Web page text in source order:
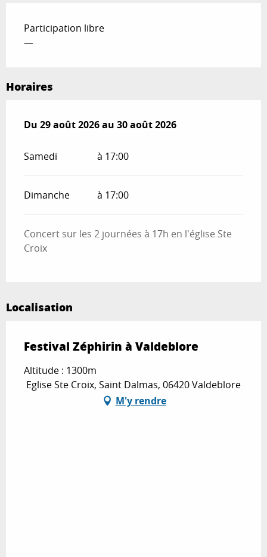
Participation libre
—
Horaires
Du 29 août 2026au 30 août 2026
Du 29 août 2026au 30 août 2026
Samedi à 17:00
Dimanche à 17:00
Concert sur les 2 journées à 17h en l'église Ste
Croix
Localisation
Festival Zéphirin à Valdeblore
Altitude : 1300m
Eglise Ste Croix, Saint Dalmas, 06420 Valdeblore
M'y rendre